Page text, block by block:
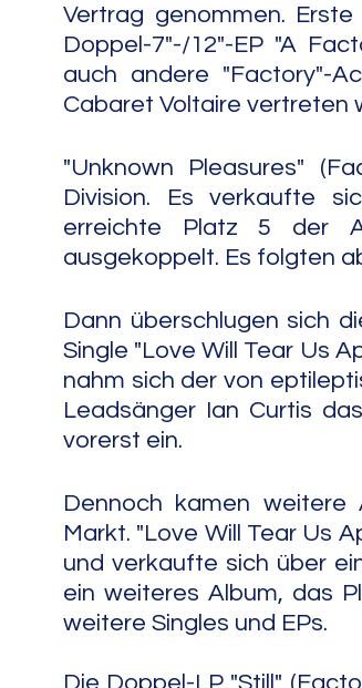
Vertrag genommen.
Doppel-7"-/12"-EP "A
auch andere "Factory"-
Cabaret Voltaire vertreten
"Unknown Pleasures"
Division. Es verkaufte
erreichte Platz 5 der
ausgekoppelt. Es folgten
Dann überschlugen sich
Single "Love Will Tear Us
nahm sich der von
Leadsänger Ian Curtis
vorerst ein.
Dennoch kamen weitere
Markt. "Love Will Tear Us
und verkaufte sich über
ein weiteres Album, das
weitere Singles und EPs.
Die Doppel-LP "Still"